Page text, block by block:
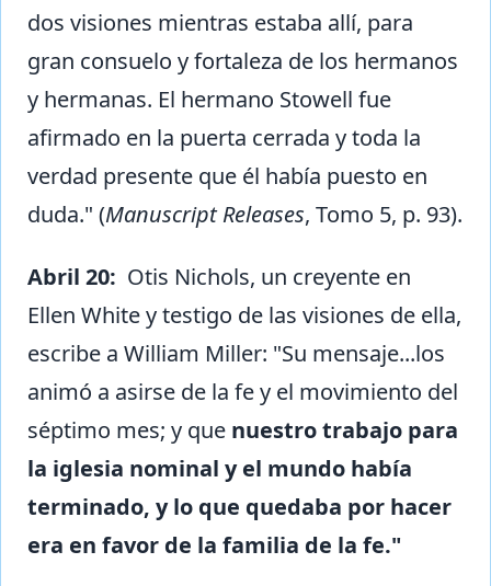
dos visiones mientras estaba allí, para
gran consuelo y fortaleza de los hermanos
y hermanas. El hermano Stowell fue
afirmado en la puerta cerrada y toda la
verdad presente que él había puesto en
duda." (Manuscript Releases, Tomo 5, p. 93).
Abril 20: Otis Nichols, un creyente en
Ellen White y testigo de las visiones de ella,
escribe a William Miller: "Su mensaje...los
animó a asirse de la fe y el movimiento del
séptimo mes; y que nuestro trabajo para
la iglesia nominal y el mundo había
terminado, y lo que quedaba por hacer
era en favor de la familia de la fe."